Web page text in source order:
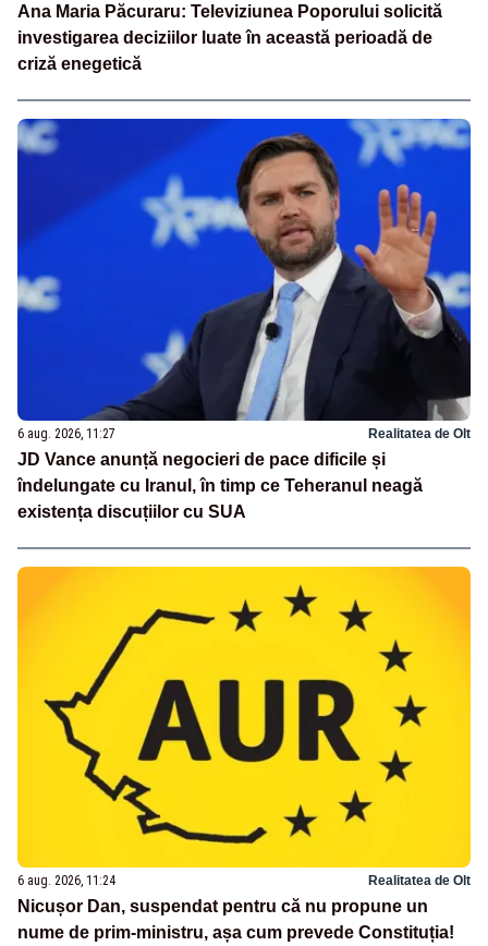
Ana Maria Păcuraru: Televiziunea Poporului solicită
investigarea deciziilor luate în această perioadă de
criză enegetică
6 aug. 2026, 11:27 Realitatea de Olt
JD Vance anunță negocieri de pace dificile și
îndelungate cu Iranul, în timp ce Teheranul neagă
existența discuțiilor cu SUA
6 aug. 2026, 11:24 Realitatea de Olt
Nicușor Dan, suspendat pentru că nu propune un
nume de prim-ministru, așa cum prevede Constituția!